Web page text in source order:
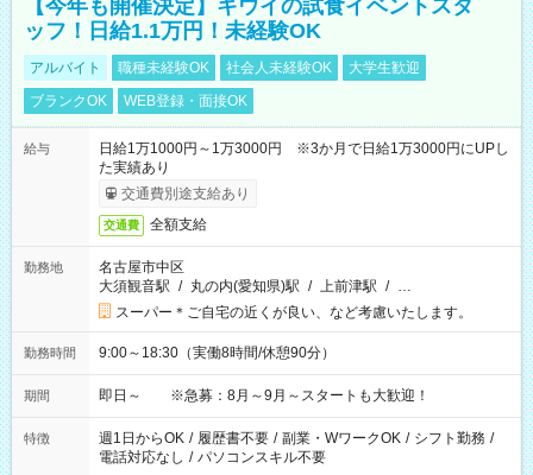
【今年も開催決定】キウイの試食イベントスタ
ッフ！日給1.1万円！未経験OK
アルバイト 職種未経験OK 社会人未経験OK
大学生歓迎
ブランクOK
WEB登録・面接OK
給与
日給1万1000円～1万3000円 ※3か月で日給1万3000円にUPし
た実績あり
交通費別途支給あり
交通費 全額支給
勤務地
名古屋市中区
大須観音駅 / 丸の内(愛知県)駅 / 上前津駅 / …
スーパー＊ご自宅の近くが良い、など考慮いたします。
勤務時間 9:00～18:30（実働8時間/休憩90分）
期間 即日～ ※急募：8月～9月～スタートも大歓迎！
特徴 週1日からOK / 履歴書不要 / 副業・WワークOK / シフト勤務 /
電話対応なし / パソコンスキル不要